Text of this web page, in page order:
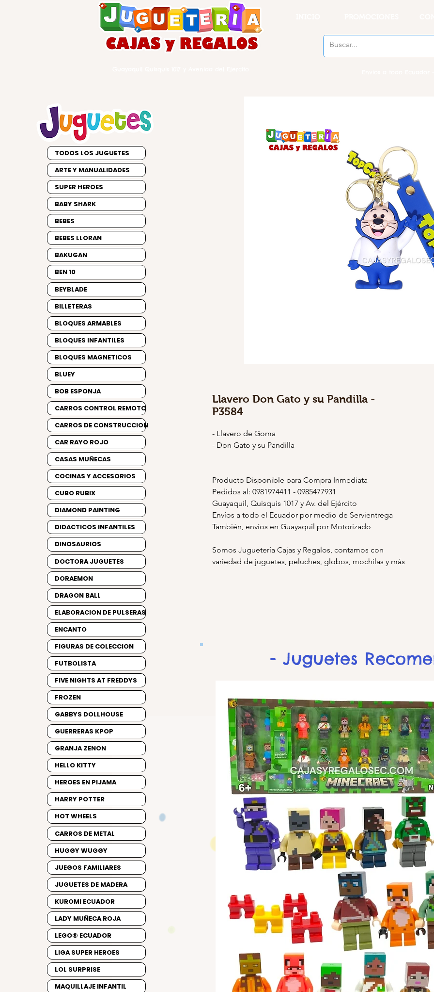
Llavero Don Gato y su Pandilla -
P3584
- Llavero de Goma
- Don Gato y su Pandilla
Producto Disponible para Compra Inmediata
Pedidos al: 0981974411 - 0985477931
Guayaquil, Quisquis 1017 y Av. del Ejército
Envíos a todo el Ecuador por medio de Servientrega
También, envíos en Guayaquil por Motorizado
Somos Juguetería Cajas y Regalos, contamos con
variedad de juguetes, peluches, globos, mochilas y más
- Juguetes
TODOS LOS JUGUETES
ARTE Y MANUALIDADES
SUPER HEROES
BABY SHARK
BEBES
BEBES LLORAN
BAKUGAN
BEN 10
BEYBLADE
BILLETERAS
BLOQUES ARMABLES
BLOQUES INFANTILES
BLOQUES MAGNETICOS
BLUEY
BOB ESPONJA
CARROS CONTROL REMOTO
CARROS DE CONSTRUCCION
CAR RAYO ROJO
CASAS MUÑECAS
COCINAS Y ACCESORIOS
CUBO RUBIX
DIAMOND PAINTING
DIDACTICOS INFANTILES
DINOSAURIOS
DOCTORA JUGUETES
DORAEMON
DRAGON BALL
ELABORACION DE PULSERAS
ENCANTO
FIGURAS DE COLECCION
FUTBOLISTA
FIVE NIGHTS AT FREDDYS
FROZEN
GABBYS DOLLHOUSE
GUERRERAS KPOP
GRANJA ZENON
HELLO KITTY
HEROES EN PIJAMA
HARRY POTTER
HOT WHEELS
CARROS DE METAL
HUGGY WUGGY
JUEGOS FAMILIARES
JUGUETES DE MADERA
KUROMI ECUADOR
LADY MUÑECA ROJA
LEGO® ECUADOR
LIGA SUPER HEROES
LOL SURPRISE
MAQUILLAJE INFANTIL